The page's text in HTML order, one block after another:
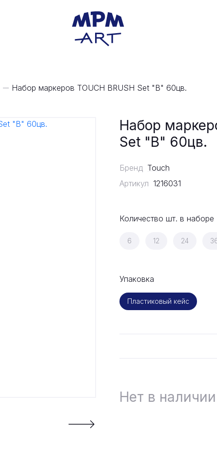
Набор маркеров TOUCH BRUSH Set "В" 60цв.
Набор
Set "В" 60цв.
Бренд Touch
Артикул 1216031
Количество шт. в наборе
6 12 24
Упаковка
Пластиковый кейс
Нет в наличии